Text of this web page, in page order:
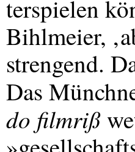
terspielen
Bihlmeier,
strengend.
Das
do filmriß